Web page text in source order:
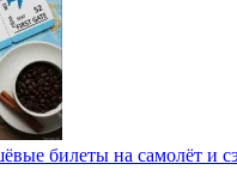
билеты на самолёт и